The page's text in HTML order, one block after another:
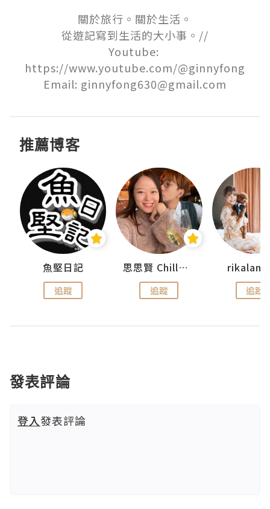
關於旅行。關於生活。
從遊記寫到生活的大小事。//
Youtube:
https://www.youtube.com/@ginnyfong
Email: ginnyfong630@gmail.com
推薦博客
魚堅日記
追蹤
思思賢 ChillMyBabe
追蹤 追蹤
發表評論
登入發表評論